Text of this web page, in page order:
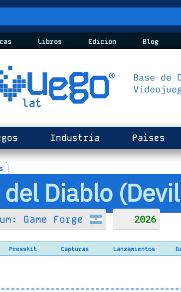
Libros Edición Blog
Industria Paises
del Diablo
Game Forge 2026
Presskit Capturas Lanzamientos